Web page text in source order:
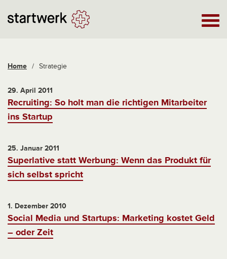
Home / Strategie
29. April 2011
Recruiting: So holt man die richtigen Mitarbeiter
ins Startup
25. Januar 2011
Superlative statt Werbung: Wenn das Produkt für
sich selbst spricht
1. Dezember 2010
Social Media und Startups: Marketing kostet Geld
– oder Zeit